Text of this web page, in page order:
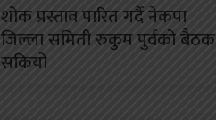
शोक प्रस्ताव पारित गर्दै नेकपा
जिल्ला समिती रुकुम पुर्वको बैठक
सकियो